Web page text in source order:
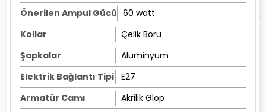
Önerilen Ampul Gücü 60 watt
Kollar
Çelik Boru
Şapkalar
Alüminyum
Elektrik Bağlantı Tipi
E27
Armatür Camı
Akrilik Glop